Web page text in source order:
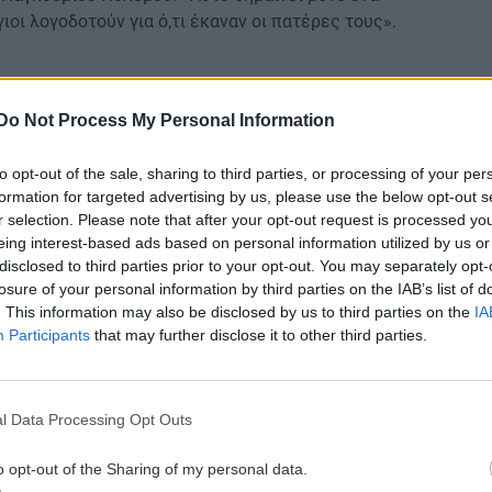
Do Not Process My Personal Information
opt-out of the sale, sharing to third parties, or processing of your
for targeted advertising by us, please use the below opt-out
selection. Please note that after your opt-out request is processed
interest-based ads based on personal information utilized by us
to third parties prior to your opt-out. You may separately
of your personal information by third parties on the IAB’s list of
This information may also be disclosed by us to third parties on the
Participants that may further disclose it to other third parties.
Data Processing Opt Outs
opt-out of the Sharing of my personal data.
λογοδοτούν για ό,τι έκαναν οι πατέρες τους».
όπως κάνει τους τελευταίους πέντε αιώνες:
πολέμους. Η Ευρώπη άρχισε να το κάνει αυτό
Ο Ναπολέων, επίσης, συσπειρώνει σχεδόν όλα
της Ρωσίας. Η Ευρώπη μηχανορραφεί συνεχώς».
των βασικών δικαιωμάτων των Ρώσων: «[Η
[φον ντερ Λάιεν], η οποία αποκαλείται
εμείς [οι Ευρωπαίοι] πρέπει να είμαστε με την
πεθαίνει πολεμώντας για τις ευρωπαϊκές αξίες.
ότι οι ευρωπαϊκές αξίες περιλαμβάνουν έναν
και των ρωσόφωνων, συμπεριλαμβανομένης
πολιτισμού και άλλων».